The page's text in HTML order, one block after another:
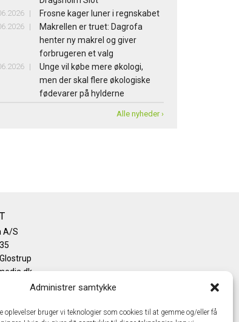
Administrer samtykke
oplevelser bruger vi teknologier som cookies til at gemme og/eller få
Frosne kager luner i regnskabet
Makrellen er truet: Dagrofa
henter ny makrel og giver
forbrugeren et valg
Unge vil købe mere økologi,
men der skal flere økologiske
fødevarer på hylderne
Alle nyheder ›
A/S
43 24 26 28